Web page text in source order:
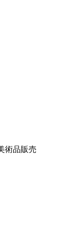
術品販売